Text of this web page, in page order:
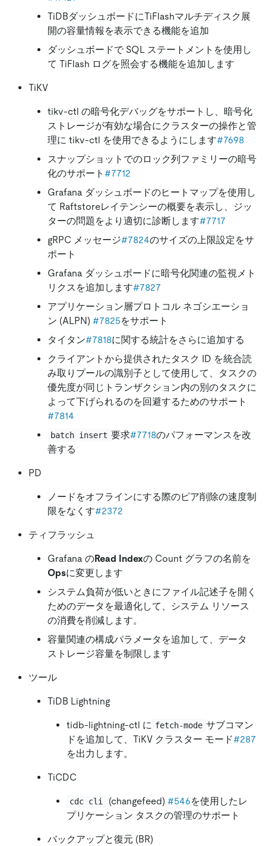
TiDBダッシュボードにTiFlashマルチディスク展
開の容量情報を表示できる機能を追加
ダッシュボードで SQL ステートメントを使用し
て TiFlash ログを照会する機能を追加します
TiKV
tikv-ctl の暗号化デバッグをサポートし、暗号化
ストレージが有効な場合にクラスターの操作と管
理に tikv-ctl を使用できるようにします#7698
スナップショットでのロック列ファミリーの暗号
化のサポート #7712
Grafana ダッシュボードのヒートマップを使用し
て Raftstoreレイテンシーの概要を表示し、ジッ
ターの問題をより適切に診断します#7717
gRPC メッセージ#7824のサイズの上限設定をサ
ポート
Grafana ダッシュボードに暗号化関連の監視メト
リクスを追加します#7827
アプリケーション層プロトコル ネゴシエーショ
ン (ALPN) #7825をサポート
タイタン#7818に関する統計をさらに追加する
クライアントから提供されたタスク ID を統合読
み取りプールの識別子として使用して、タスクの
優先度が同じトランザクション内の別のタスクに
よって下げられるのを回避するためのサポート
#7814
batch insert 要求#7718のパフォーマンスを改
善する
PD
ノードをオフラインにする際のピア削除の速度制
限をなくす#2372
ティフラッシュ
Grafana のRead Indexの Count グラフの名前を
Opsに変更します
システム負荷が低いときにファイル記述子を開く
ためのデータを最適化して、システム リソース
の消費を削減します。
容量関連の構成パラメータを追加して、データ
ストレージ容量を制限します
ツール
TiDB Lightning
tidb-lightning-ctl に fetch-mode サブコマン
ドを追加して、TiKV クラスター モード#287
を出力します。
TiCDC
cdc cli (changefeed) #546を使用したレ
プリケーション タスクの管理のサポート
バックアップと復元 (BR)